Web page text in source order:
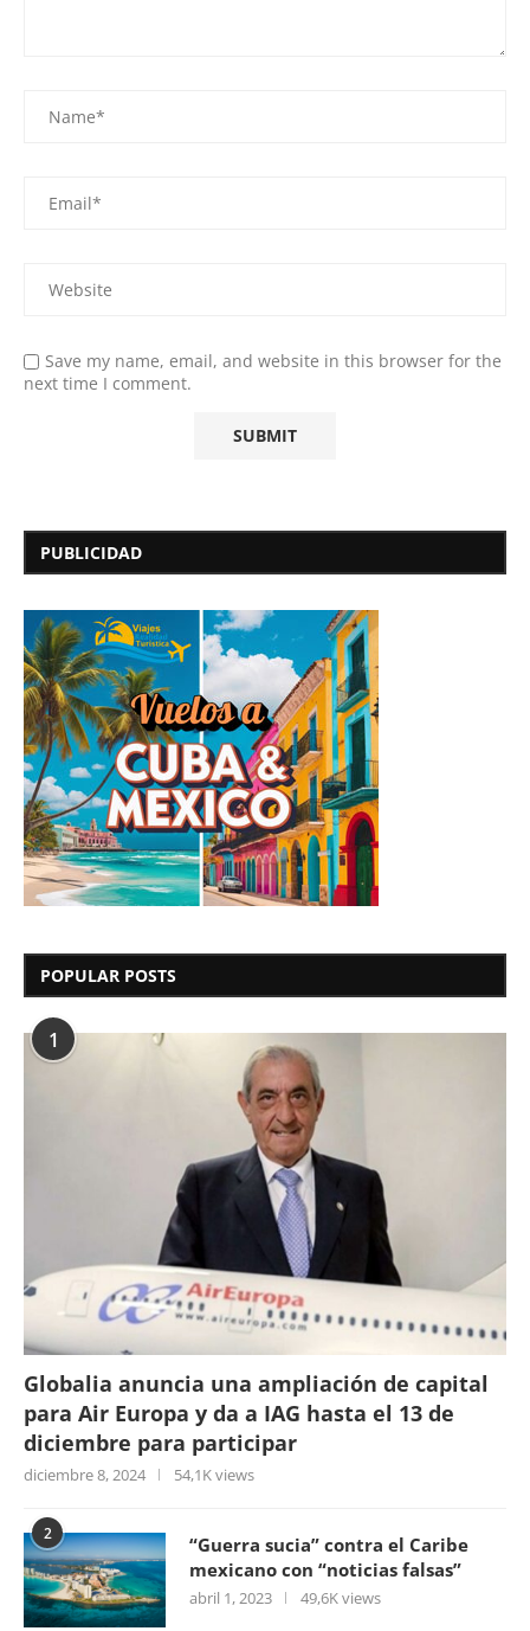
Save my name, email, and website in this browser for the
next time I comment.
PUBLICIDAD
POPULAR POSTS
1
Globalia anuncia una ampliación de capital
para Air Europa y da a IAG hasta el 13 de
diciembre para participar
diciembre 8, 2024 54,1K views
2
“Guerra sucia” contra el Caribe
mexicano con “noticias falsas”
abril 1, 2023 49,6K views